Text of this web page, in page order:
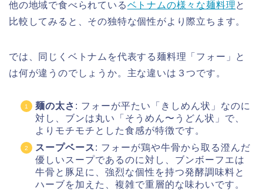
他の地域で食べられているベトナムの様々な麺料理と
比較してみると、その独特な個性がより際立ちます。
では、同じくベトナムを代表する麺料理「フォー」と
は何が違うのでしょうか。主な違いは３つです。
麺の太さ : フォーが平たい「きしめん状」なのに
対し、ブンは丸い「そうめん〜うどん状」で、
よりモチモチとした食感が特徴です。
スープベース: フォーが鶏や牛骨から取る澄んだ
優しいスープであるのに対し、ブンボーフエは
牛骨と豚足に、強烈な個性を持つ発酵調味料と
ハーブを加えた、複雑で重層的な味わいです。